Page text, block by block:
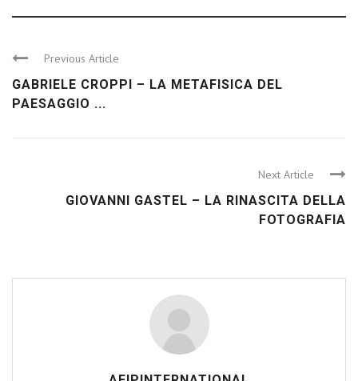
Previous Article
GABRIELE CROPPI – LA METAFISICA DEL
PAESAGGIO ...
Next Article
GIOVANNI GASTEL – LA RINASCITA DELLA
FOTOGRAFIA